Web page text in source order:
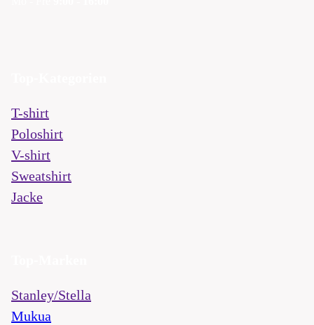
T-shirt
Poloshirt
V-shirt
Sweatshirt
Jacke
Stanley/Stella
Mukua